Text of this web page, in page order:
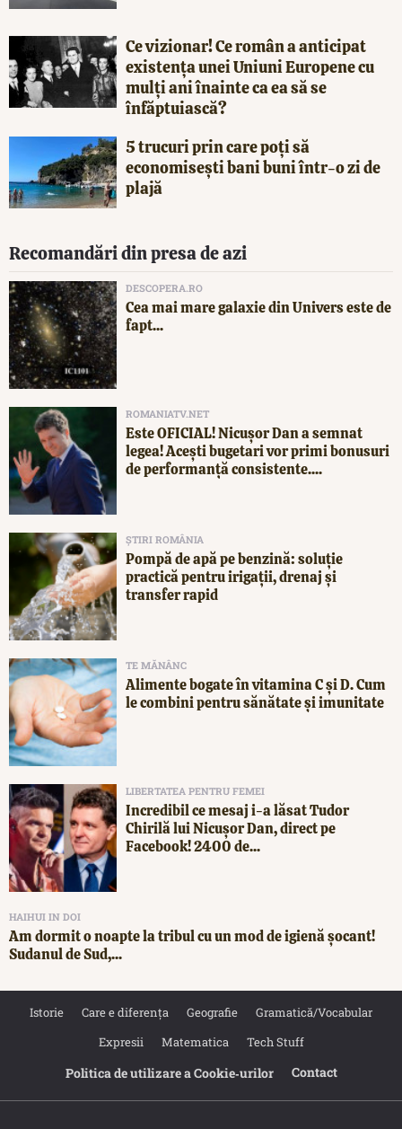
Ce vizionar! Ce român a anticipat
existența unei Uniuni Europene cu
mulți ani înainte ca ea să se
înfăptuiască?
5 trucuri prin care poți să
economisești bani buni într-o zi de
plajă
Recomandări din presa de azi
DESCOPERA.RO
Cea mai mare galaxie din Univers este de
fapt...
ROMANIATV.NET
Este OFICIAL! Nicușor Dan a semnat
legea! Acești bugetari vor primi bonusuri
de performanță consistente....
ȘTIRI ROMÂNIA
Pompă de apă pe benzină: soluție
practică pentru irigații, drenaj și
transfer rapid
TE MĂNÂNC
Alimente bogate în vitamina C și D. Cum
le combini pentru sănătate și imunitate
LIBERTATEA PENTRU FEMEI
Incredibil ce mesaj i-a lăsat Tudor
Chirilă lui Nicușor Dan, direct pe
Facebook! 2400 de...
HAIHUI IN DOI
Am dormit o noapte la tribul cu un mod de igienă șocant!
Sudanul de Sud,...
Istorie Care e diferența Geografie
Gramatică/Vocabular
Expresii
Matematica Tech Stuff
Politica de utilizare a Cookie‐urilor Contact